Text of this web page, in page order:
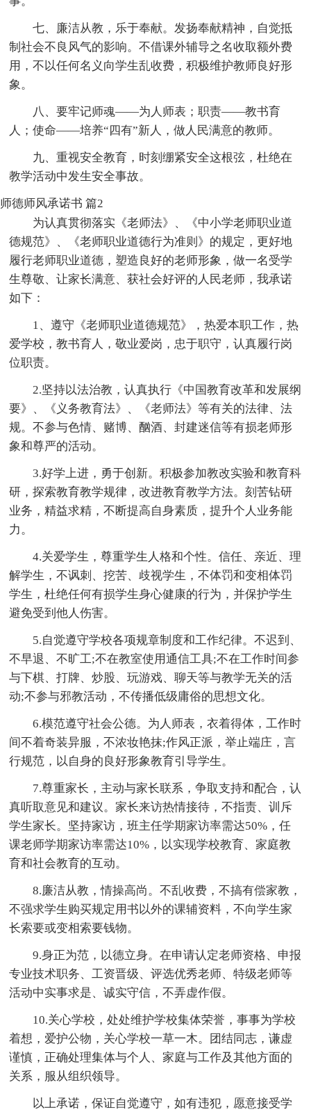
七、廉洁从教，乐于奉献。发扬奉献精神，自觉抵
制社会不良风气的影响。不借课外辅导之名收取额外费
用，不以任何名义向学生乱收费，积极维护教师良好形
象。
八、要牢记师魂——为人师表；职责——教书育
人；使命——培养“四有”新人，做人民满意的教师。
九、重视安全教育，时刻绷紧安全这根弦，杜绝在
教学活动中发生安全事故。
师德师风承诺书 篇2
为认真贯彻落实《老师法》、《中小学老师职业道
德规范》、《老师职业道德行为准则》的规定，更好地
履行老师职业道德，塑造良好的老师形象，做一名受学
生尊敬、让家长满意、获社会好评的人民老师，我承诺
如下：
1、遵守《老师职业道德规范》，热爱本职工作，热
爱学校，教书育人，敬业爱岗，忠于职守，认真履行岗
位职责。
2.坚持以法治教，认真执行《中国教育改革和发展纲
要》、《义务教育法》、《老师法》等有关的法律、法
规。不参与色情、赌博、酗酒、封建迷信等有损老师形
象和尊严的活动。
3.好学上进，勇于创新。积极参加教改实验和教育科
研，探索教育教学规律，改进教育教学方法。刻苦钻研
业务，精益求精，不断提高自身素质，提升个人业务能
力。
4.关爱学生，尊重学生人格和个性。信任、亲近、理
解学生，不讽刺、挖苦、歧视学生，不体罚和变相体罚
学生，杜绝任何有损学生身心健康的行为，并保护学生
避免受到他人伤害。
5.自觉遵守学校各项规章制度和工作纪律。不迟到、
不早退、不旷工;不在教室使用通信工具;不在工作时间参
与下棋、打牌、炒股、玩游戏、聊天等与教学无关的活
动;不参与邪教活动，不传播低级庸俗的思想文化。
6.模范遵守社会公德。为人师表，衣着得体，工作时
间不着奇装异服，不浓妆艳抹;作风正派，举止端庄，言
行规范，以自身的良好形象教育引导学生。
7.尊重家长，主动与家长联系，争取支持和配合，认
真听取意见和建议。家长来访热情接待，不指责、训斥
学生家长。坚持家访，班主任学期家访率需达50%，任
课老师学期家访率需达10%，以实现学校教育、家庭教
育和社会教育的互动。
8.廉洁从教，情操高尚。不乱收费，不搞有偿家教，
不强求学生购买规定用书以外的课辅资料，不向学生家
长索要或变相索要钱物。
9.身正为范，以德立身。在申请认定老师资格、申报
专业技术职务、工资晋级、评选优秀老师、特级老师等
活动中实事求是、诚实守信，不弄虚作假。
10.关心学校，处处维护学校集体荣誉，事事为学校
着想，爱护公物，关心学校一草一木。团结同志，谦虚
谨慎，正确处理集体与个人、家庭与工作及其他方面的
关系，服从组织领导。
以上承诺，保证自觉遵守，如有违犯，愿意接受学